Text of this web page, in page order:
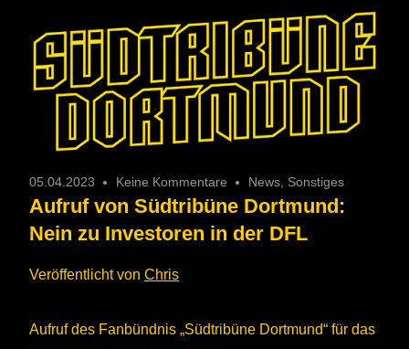
05.04.2023 Keine Kommentare News Sonstiges
Aufruf von Südtribüne Dortmund:
Nein zu Investoren in der DFL
Veröffentlicht von Chris
Aufruf des Fanbündnis „Südtribüne Dortmund“ für das